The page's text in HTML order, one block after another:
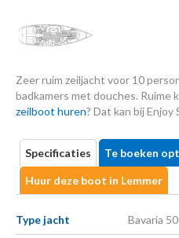
Zeer ruim zeiljacht voor 10
badkamers met douches. Ruime
zeilboot huren? Dat kan bij Enjoy
Specificaties Te boeken
Huur deze boot in Lemmer
Type jacht Bavaria